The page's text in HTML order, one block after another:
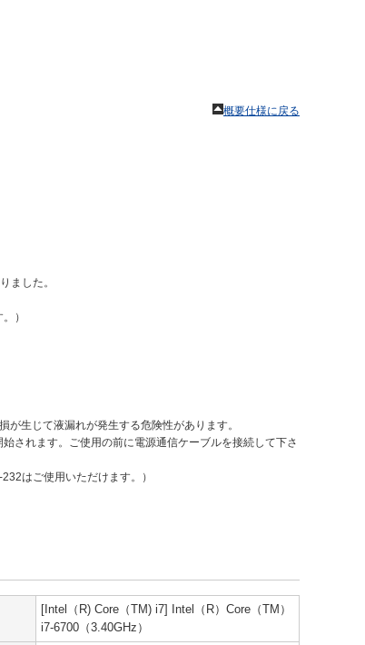
概要仕様に戻る
ました。
）
生じて液漏れが発生する危険性があります。
されます。ご使用の前に電源通信ケーブルを接続して下さ
はご使用いただけます。）
[Intel（R) Core（TM) i7] Intel（R）Core（TM）
i7-6700（3.40GHz）